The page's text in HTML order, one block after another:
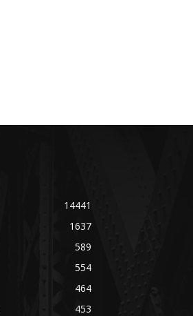
14441
1637
589
554
464
453